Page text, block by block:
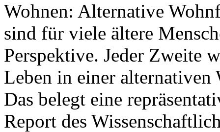
Wohnen: Alternative
sind für viele ältere
Perspektive. Jeder Zweite
Leben in einer alternativen
Das belegt eine
Report des